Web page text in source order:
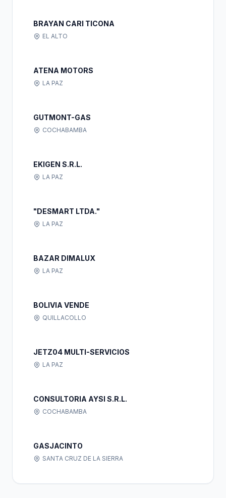
BRAYAN CARI TICONA
EL ALTO
ATENA MOTORS
LA PAZ
GUTMONT-GAS
COCHABAMBA
EKIGEN S.R.L.
LA PAZ
"DESMART LTDA."
LA PAZ
BAZAR DIMALUX
LA PAZ
BOLIVIA VENDE
QUILLACOLLO
JETZ04 MULTI-SERVICIOS
LA PAZ
CONSULTORIA AYSI S.R.L.
COCHABAMBA
GASJACINTO
SANTA CRUZ DE LA SIERRA